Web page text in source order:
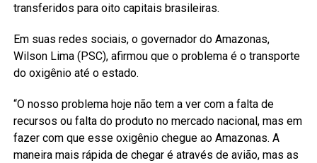
transferidos para oito capitais brasileiras.
Em suas redes sociais, o governador do Amazonas,
Wilson Lima (PSC), afirmou que o problema é o transporte
do oxigênio até o estado.
“O nosso problema hoje não tem a ver com a falta de
recursos ou falta do produto no mercado nacional, mas em
fazer com que esse oxigênio chegue ao Amazonas. A
maneira mais rápida de chegar é através de avião, mas as